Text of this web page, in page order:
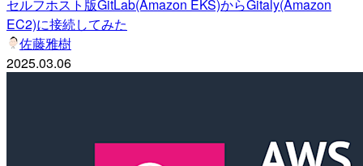
セルフホスト版GitLab(Amazon EKS)からGitaly(Amazon
EC2)に接続してみた
佐藤雅樹
2025.03.06